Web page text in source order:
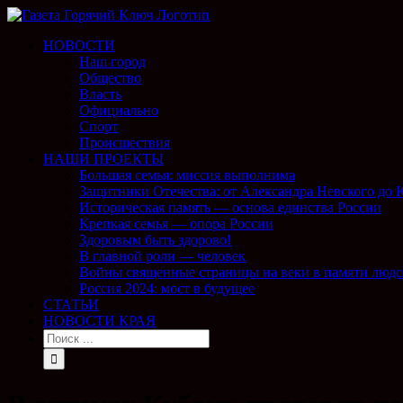
НОВОСТИ
Наш город
Общество
Власть
Официально
Спорт
Происшествия
НАШИ ПРОЕКТЫ
Большая семья: миссия выполнима
Защитники Отечества: от Александра Невского
Историческая память — основа единства России
Крепкая семья — опора России
Здоровым быть здорово!
В главной роли — человек
Войны священные страницы на веки в памяти
Россия 2024: мост в будущее
СТАТЬИ
НОВОСТИ КРАЯ